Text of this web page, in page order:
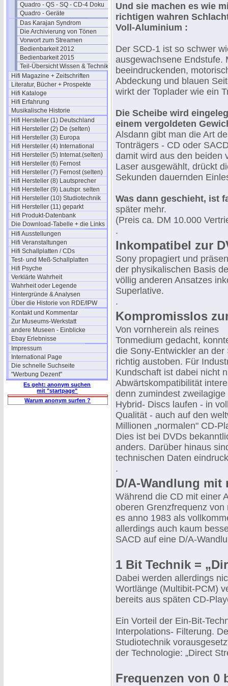
Quadro - QS - SQ - CD-4 Doku
Quadro - Geräte
Das Karajan Syndrom
Die Archivierung von Tönen
Vorwort zum Streamen
Bedienbarkeit 2012
Bedienbarkeit 2015
Teil-Übersicht Wissen & Technik
Hifi Magazine + Zeitschriften
Literatur, Bücher + Prospekte
Hifi Kataloge
Hifi Erfahrung
Musikalische Historie
Hifi Hersteller (1) Deutschland
Hifi Hersteller (2) De (selten)
Hifi Hersteller (3) Europa
Hifi Hersteller (4) International
Hifi Hersteller (5) Internat.(selten)
Hifi Hersteller (6) Fernost
Hifi Hersteller (7) Fernost (selten)
Hifi Hersteller (8) Lautsprecher
Hifi Hersteller (9) Lautspr. selten
Hifi Hersteller (10) Studiotechnik
Hifi Hersteller (11) geparkt
Hifi Produkt-Datenbank
Die Download-Tabelle + die Links
Hifi Ausstellungen
Hifi Veranstaltungen
Hifi Schallplatten / CDs
Test- und Meß-Schallplatten
Hifi Psyche
Verklärte Wahrheit
Wahrheit oder Legende
Hintergründe & Analysen
Über die Historie von RDE/IPW
Kontakt und Kommentar
Zur Museums-Werkstatt
andere Museen - Einblicke
Ebay Erlebnisse
Impressum
International Page
Die schnelle Suchseite
"Werbung Dezent"
Es geht: anonym suchen
mit "startpage"
Warum anonym surfen ?
Und sie machen es wie
richtigen wahren
Voll-Aluminium :
Der SCD-1 ist so schwer
ausgewachsene Endstufe.
beeindruckenden,
Abdeckung und blauen
wirkt der Toplader wie ein
Die Scheibe wird
einem vergoldeten
Alsdann gibt man die Art
Tonträgers - CD oder
damit wird aus den beiden
Laser ausgewählt, drückt
Sekunden dauernden
Was dann geschieht, ist
später mehr.
(Preis ca. DM 10.000
.
Inkompatibel zur
Sony propagiert und
der physikalischen Basis
völlig anderen Ansatzes
Superlative.
.
Kompromisslos
Von vornherein als reines
Tonmedium gedacht,
die Sony-Entwickler an der
richtig austoben. Für
Kundschaft ist dabei nicht
Abwärtskompatibilität
denn zumindest zweilagige
Hybrid- Discs laufen - in
Qualität - auch auf den
Millionen „normalen" CD-
Dies ist bei DVDs
anders. Darüber hinaus
technischen Daten
.
D/A-Wandlung mit
Während die CD mit einer
oberen Grenzfrequenz
es anno 1983 als
allerdings auch kaum
SACD auf eine D/A-
1 Bit Technik =
Dabei werden allerdings
Wortlänge (Multibit-PCM)
bereits aus späten CD-
Ein Vorteil der Ein-Bit-
Interpolations- Filterung.
Studiotechnik
der Technologie: „Direct
Frequenzen von 0